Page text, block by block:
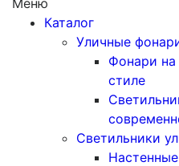
Меню
Каталог
Уличные
Фонари на
стиле
Светильники